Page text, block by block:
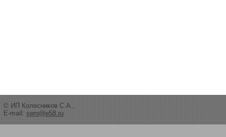
© ИП Колесников С.А.,
E-mail: serg@e58.ru